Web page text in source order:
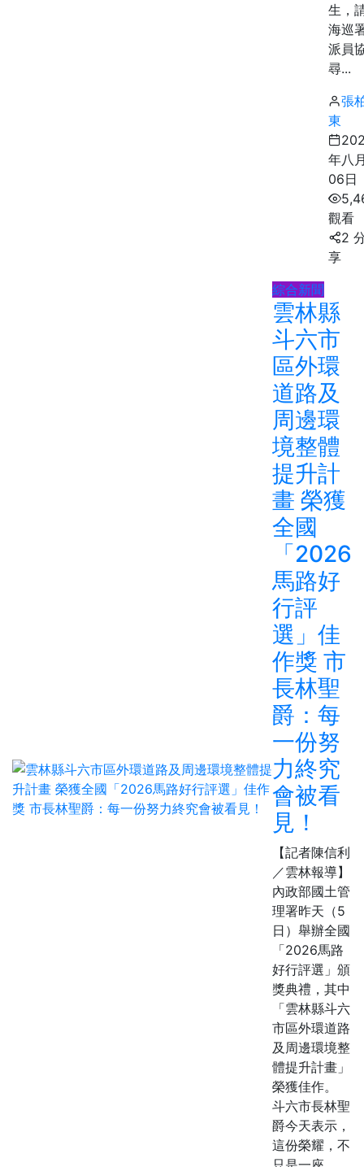
生，
海巡
派員
尋...
張
東
年八
06日
觀看
2
享
綜合新聞
雲林縣
斗六市
區外環
道路及
周邊環
境整體
提升計
畫 榮獲
全國
「2026
馬路好
行評
選」佳
作獎 市
長林聖
爵：每
一份努
力終究
會被看
見！
【記者陳信利
／雲林報導】
內政部國土管
理署昨天（5
日）舉辦全國
「2026馬路
好行評選」頒
獎典禮，其中
「雲林縣斗六
市區外環道路
及周邊環境整
體提升計畫」
榮獲佳作。
斗六市長林聖
爵今天表示，
這份榮耀，不